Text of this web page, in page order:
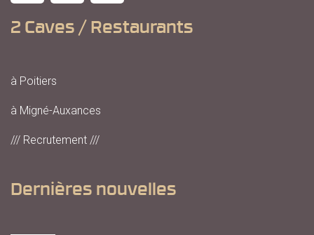
2 Caves / Restaurants
à Poitiers
à Migné-Auxances
/// Recrutement ///
Dernières nouvelles